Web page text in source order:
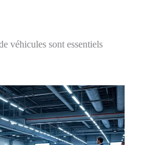
véhicules sont essentiels